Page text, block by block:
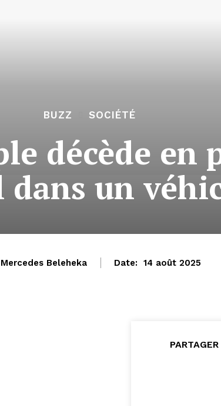
BUZZ SOCIÉTÉ
décède
dans un
Mercedes Beleheka Date: 14 août 2025